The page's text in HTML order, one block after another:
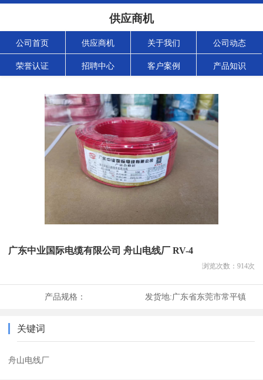
供应商机
公司首页 供应商机 关于我们 公司动态
荣誉认证 招聘中心 客户案例 产品知识
广东中业国际电缆有限公司 舟山电线厂 RV-4
浏览次数： 914次
产品规格： 发货地:广东省东莞市常平镇
关键词
舟山电线厂